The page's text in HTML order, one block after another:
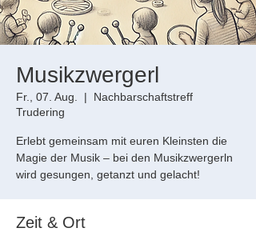
Musikzwergerl
Fr., 07. Aug.
  |
Nachbarschaftstreff
Trudering
Erlebt gemeinsam mit euren Kleinsten die
Magie der Musik – bei den Musikzwergerln
wird gesungen, getanzt und gelacht!
Zeit & Ort